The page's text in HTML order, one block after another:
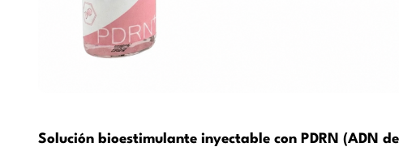
Solución bioestimulante inyectable con PDRN (ADN